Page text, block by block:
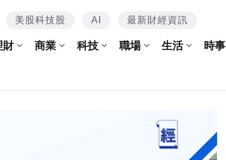
美股科技股 AI 最新財經資訊
財 商業 科技 職場 生活 時事